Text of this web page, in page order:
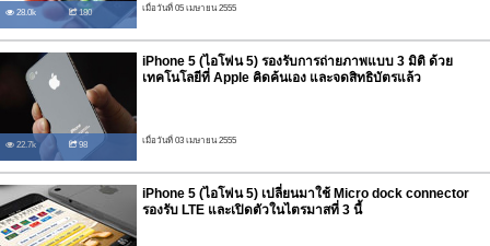
28.0k 180 เมื่อวันที่ 05 เมษายน 2555
22.7k 98
iPhone 5 (ไอโฟน 5) รองรับการถ่ายภาพแบบ 3 มิติ ด้วย
เทคโนโลยีที่ Apple คิดค้นเอง และจดสิทธิบัตรแล้ว
เมื่อวันที่ 03 เมษายน 2555
iPhone 5 (ไอโฟน 5) เปลี่ยนมาใช้ Micro dock connector
รองรับ LTE และเปิดตัวในไตรมาสที่ 3 นี้